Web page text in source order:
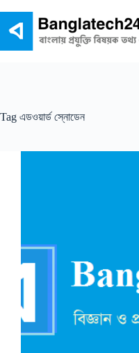
content
Tag এডওয়ার্ড স্নোডেন